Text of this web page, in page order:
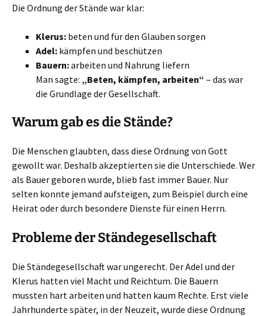
Die Ordnung der Stände war klar:
Klerus: beten und für den Glauben sorgen
Adel: kämpfen und beschützen
Bauern:arbeiten und Nahrung liefern
Man sagte: „Beten, kämpfen, arbeiten“ – das war
die Grundlage der Gesellschaft.
Warum gab es die Stände?
Die Menschen glaubten, dass diese Ordnung von Gott
gewollt war. Deshalb akzeptierten sie die Unterschiede. Wer
als Bauer geboren wurde, blieb fast immer Bauer. Nur
selten konnte jemand aufsteigen, zum Beispiel durch eine
Heirat oder durch besondere Dienste für einen Herrn.
Probleme der Ständegesellschaft
Die Ständegesellschaft war ungerecht. Der Adel und der
Klerus hatten viel Macht und Reichtum. Die Bauern
mussten hart arbeiten und hatten kaum Rechte. Erst viele
Jahrhunderte später, in der Neuzeit, wurde diese Ordnung